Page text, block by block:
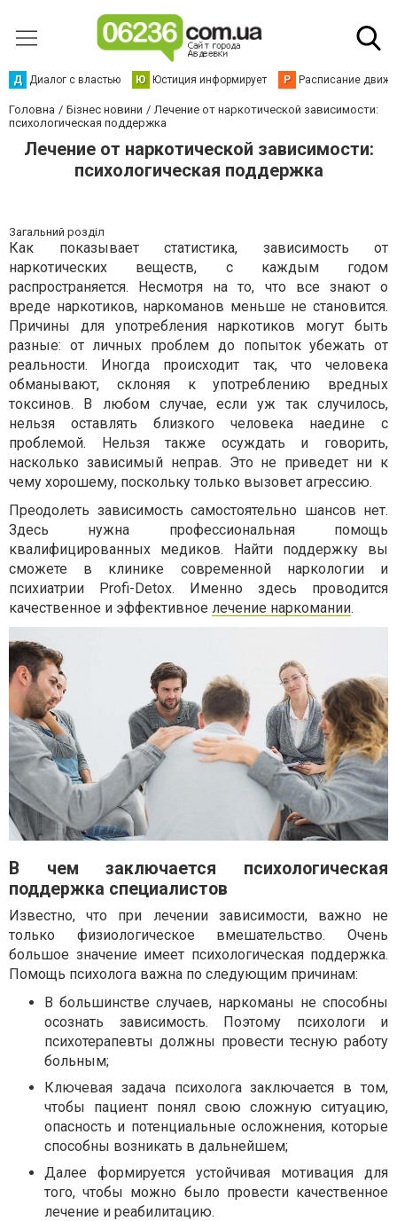
Д Диалог с властью Ю Юстиция информирует Р Расписание
Головна Бізнес новини
Лечение от наркотической зависимости:
психологическая поддержка
Лечение от наркотической зависимости:
психологическая поддержка
Загальний розділ
Как показывает статистика, зависимость от
наркотических веществ, с каждым годом
распространяется. Несмотря на то, что все знают о
вреде наркотиков, наркоманов меньше не становится.
Причины для употребления наркотиков могут быть
разные: от личных проблем до попыток убежать от
реальности. Иногда происходит так, что человека
обманывают, склоняя к употреблению вредных
токсинов. В любом случае, если уж так случилось,
нельзя оставлять близкого человека наедине с
проблемой. Нельзя также осуждать и говорить,
насколько зависимый неправ. Это не приведет ни к
чему хорошему, поскольку только вызовет агрессию.
Преодолеть зависимость самостоятельно шансов нет.
Здесь нужна профессиональная помощь
квалифицированных медиков. Найти поддержку вы
сможете в клинике современной наркологии и
психиатрии Profi-Detox. Именно здесь проводится
качественное и эффективное лечение наркомании.
В чем заключается психологическая
поддержка специалистов
Известно, что при лечении зависимости, важно не
только физиологическое вмешательство. Очень
большое значение имеет психологическая поддержка.
Помощь психолога важна по следующим причинам:
В большинстве случаев, наркоманы не способны
осознать зависимость. Поэтому психологи и
психотерапевты должны провести тесную работу
больным;
Ключевая задача психолога заключается в том,
чтобы пациент понял свою сложную ситуацию,
опасность и потенциальные осложнения, которые
способны возникать в дальнейшем;
Далее формируется устойчивая мотивация для
того, чтобы можно было провести качественное
лечение и реабилитацию.